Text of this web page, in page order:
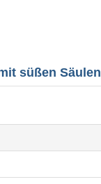
süßen Säulen